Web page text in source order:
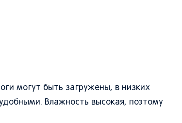
могут быть загружены, в низких
Влажность высокая, поэтому